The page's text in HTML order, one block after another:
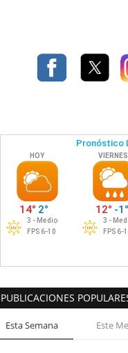
PUBLICACIONES
Esta Semana Este